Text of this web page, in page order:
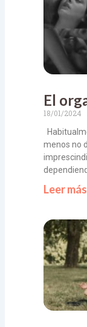
El
18/01/2024
menos no
Leer